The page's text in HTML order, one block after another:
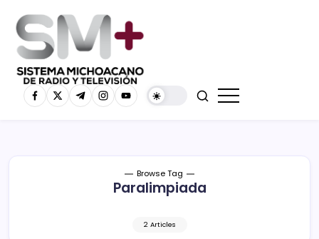
Browse Tag
Paralimpiada
2 Articles